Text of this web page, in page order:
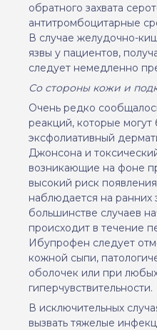
обратного захвата
антитромбоцитарные
В случае желудочно-
язвы у пациентов,
следует немедленно
Со стороны кожи и
Очень редко
реакций, которые могут
эксфолиативный
Джонсона и
возникающие на фоне
высокий риск
наблюдается на ранних
большинстве случаев
происходит в течение
Ибупрофен следует
кожной сыпи,
оболочек или при
гиперчувствительности.
В исключительных
вызвать тяжелые